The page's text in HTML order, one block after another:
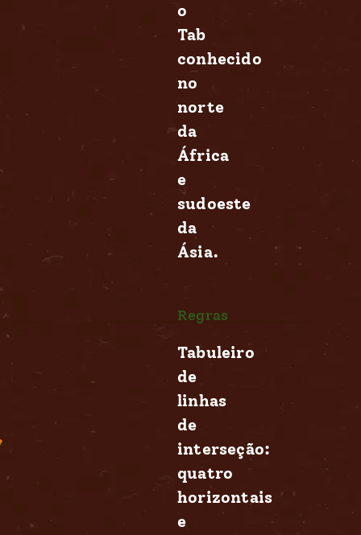
o
Tab
conhecido
no
norte
da
África
e
sudoeste
da
Ásia.
Regras
Tabuleiro
de
linhas
de
interseção:
quatro
horizontais
e